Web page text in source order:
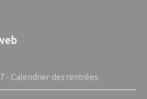
- Calendrier des rentrées